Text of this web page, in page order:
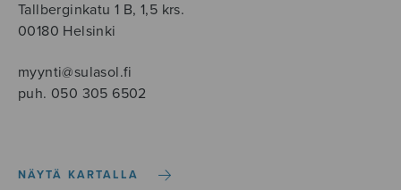
Tallberginkatu 1 B, 1,5 krs.
00180 Helsinki
myynti@sulasol.fi
puh. 050 305 6502
NÄYTÄ KARTALLA